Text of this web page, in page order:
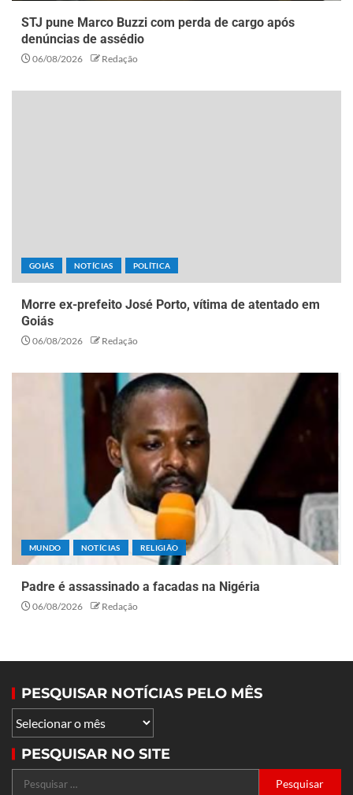
STJ pune Marco Buzzi com perda de cargo após
denúncias de assédio
06/08/2026 Redação
GOIÁS NOTÍCIAS POLÍTICA
Morre ex-prefeito José Porto, vítima de atentado em
Goiás
06/08/2026 Redação
MUNDO NOTÍCIAS RELIGIÃO
Padre é assassinado a facadas na Nigéria
06/08/2026 Redação
PESQUISAR NOTÍCIAS PELO MÊS
PESQUISAR NO SITE